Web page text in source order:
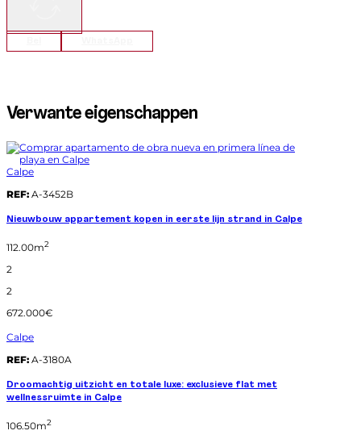
Verwante eigenschappen
Calpe
REF: A-3452B
Nieuwbouw appartement kopen in eerste lijn strand in Calpe
112.00m2
2
2
672.000€
Calpe
REF: A-3180A
Droomachtig uitzicht en totale luxe: exclusieve flat met
wellnessruimte in Calpe
106.50m2